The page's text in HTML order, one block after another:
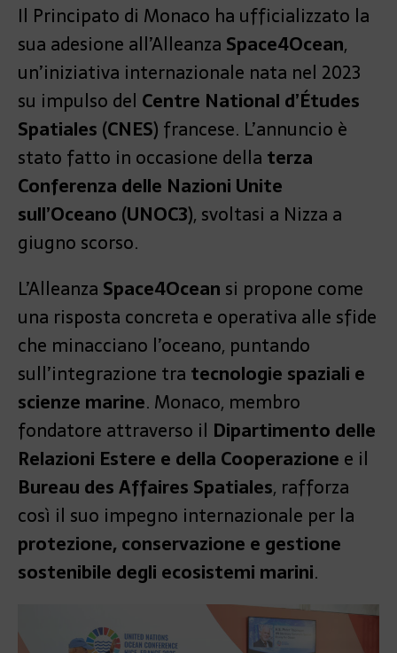
Il Principato di Monaco ha ufficializzato la
sua adesione all’Alleanza Space4Ocean,
un’iniziativa internazionale nata nel 2023
su impulso del Centre National d’Études
Spatiales (CNES) francese. L’annuncio è
stato fatto in occasione della terza
Conferenza delle Nazioni Unite
sull’Oceano (UNOC3), svoltasi a Nizza a
giugno scorso.
L’Alleanza Space4Ocean si propone come
una risposta concreta e operativa alle sfide
che minacciano l’oceano, puntando
sull’integrazione tra tecnologie spaziali e
scienze marine. Monaco, membro
fondatore attraverso il Dipartimento delle
Relazioni Estere e della Cooperazione e il
Bureau des Affaires Spatiales, rafforza
così il suo impegno internazionale per la
protezione, conservazione e gestione
sostenibile degli ecosistemi marini.